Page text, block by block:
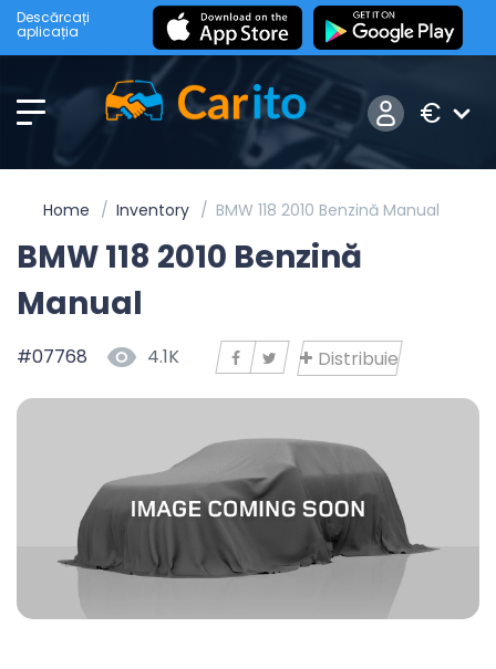
Descărcați
aplicația
€
Home Inventory BMW 118 2010 Benzină Manual
BMW 118 2010 Benzină
Manual
#07768 4.1K Distribuie